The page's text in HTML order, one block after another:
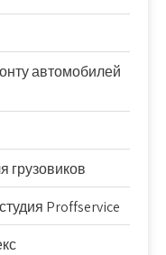
автомобилей
грузовиков
Proffservice